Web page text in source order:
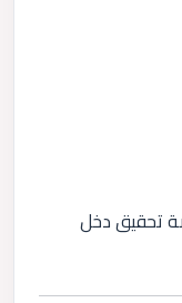
تحقيق دخل